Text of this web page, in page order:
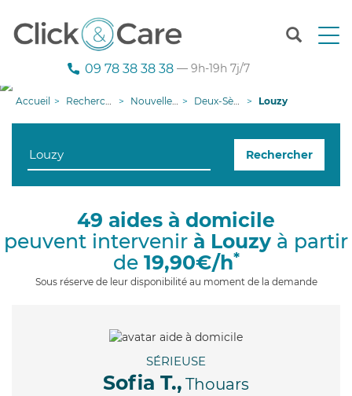
T
n
g
i
09 78 38 38 38 — 9h-19h 7j/7
Accueil Recherche aide à domicile Nouvelle-Aquitaine Deux-Sèvres Louzy
Rechercher
49 aides à domicile
peuvent intervenir à Louzy à partir
de 19,90€/h*
Sous réserve de leur disponibilité au moment de la demande
SÉRIEUSE
Sofia T., Thouars